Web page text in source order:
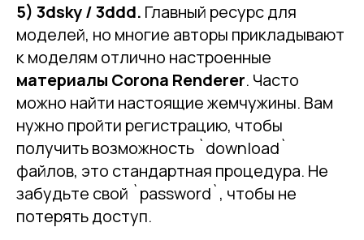
5) 3dsky / 3ddd. Главный ресурс для
моделей, но многие авторы прикладывают
к моделям отлично настроенные
материалы Corona Renderer. Часто
можно найти настоящие жемчужины. Вам
нужно пройти регистрацию, чтобы
получить возможность `download`
файлов, это стандартная процедура. Не
забудьте свой `password`, чтобы не
потерять доступ.